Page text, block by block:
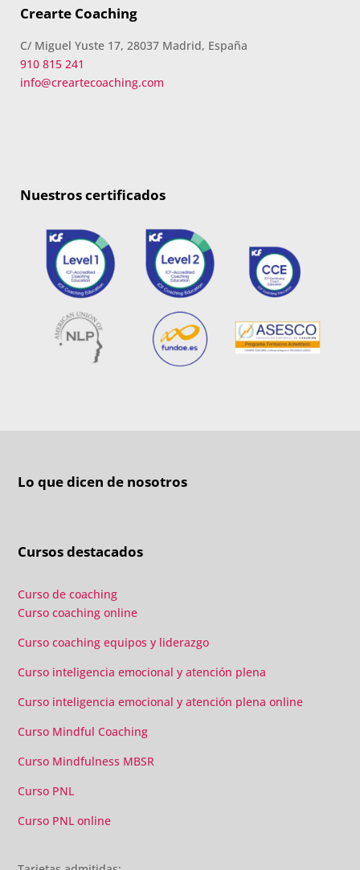
Crearte Coaching
C/ Miguel Yuste 17, 28037 Madrid, España
910 815 241
info@creartecoaching.com
Nuestros certificados
Lo que dicen de nosotros
Cursos destacados
Curso de coaching
Curso coaching online
Curso coaching equipos y liderazgo
Curso inteligencia emocional y atención plena
Curso inteligencia emocional y atención plena online
Curso Mindful Coaching
Curso Mindfulness MBSR
Curso PNL
Curso PNL online